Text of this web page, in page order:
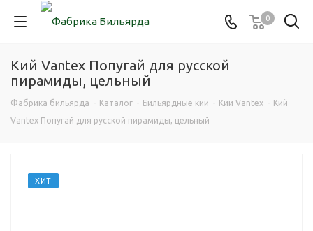
0
Кий Vantex Попугай для русской
пирамиды, цельный
Фабрика бильярда - Каталог - Бильярдные кии - Кии Vantex - Кий
Vantex Попугай для русской пирамиды, цельный
ХИТ